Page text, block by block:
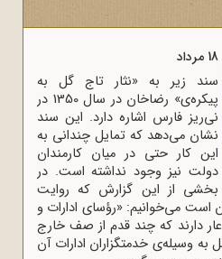
18 مرداد
سند زیر به «نثار تاج گل به
پیکره‌ی» رضاخان در سال 1350 در
نی‌ریز فارس اشاره دارد. این سند
نشان می‌دهد که تمایل چندانی به
این کار حتی در میان کارمندان
دولت نیز وجود نداشته است. در
بخشی از این گزارش که روایت
است می‌خوانیم: «رؤسای ادارات و
عار دارند که چند قدم از صف خارج
به وسیله‌ی خدمتگزاران ادارات آن